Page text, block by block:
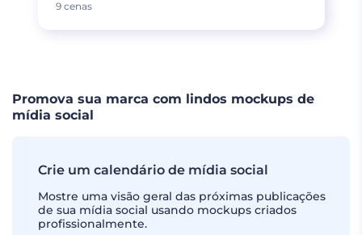
9 cenas
Promova sua marca com lindos mockups de
mídia social
Crie um calendário de mídia social
Mostre uma visão geral das próximas publicações
de sua mídia social usando mockups criados
profissionalmente.